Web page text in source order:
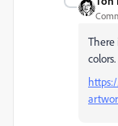
There
colors.